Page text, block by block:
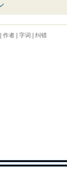
作者| 字词 纠错